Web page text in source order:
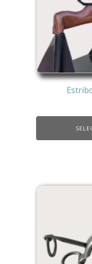
pueden
elegir
en
la
página